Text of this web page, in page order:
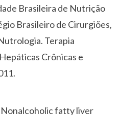
Brasileira de Nutrição
Brasileiro de Cirurgiões,
Terapia
Crônicas e
Nonalcoholic fatty liver